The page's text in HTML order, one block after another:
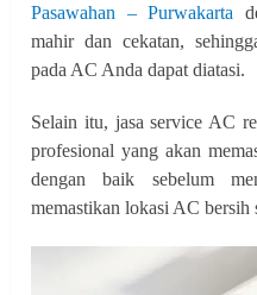
Pasawahan – Purwakarta
mahir dan cekatan,
pada AC Anda dapat diatasi.
Selain itu, jasa service AC
profesional yang akan
dengan baik sebelum
memastikan lokasi AC bersih